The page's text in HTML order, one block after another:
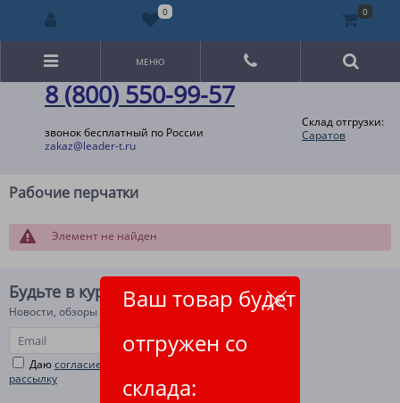
8 (800) 550-99-57
звонок бесплатный по России
zakaz@leader-t.ru
Склад отгрузки:
Саратов
Ваш товар будет
отгружен со
склада:
МЕНЮ
Рабочие перчатки
Элемент не найден
Будьте в курсе!
Новости, обзоры и акции
Даюсогласие на рекламную и информационную
рассылку
0 0